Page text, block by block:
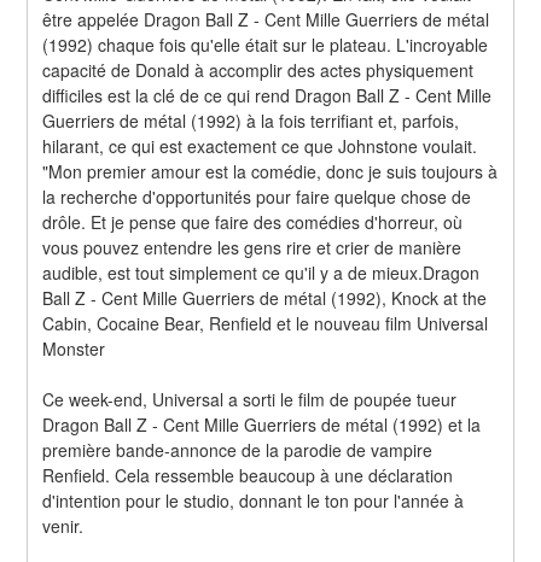
être appelée Dragon Ball Z - Cent Mille Guerriers de métal
(1992) chaque fois qu'elle était sur le plateau. L'incroyable
capacité de Donald à accomplir des actes physiquement
difficiles est la clé de ce qui rend Dragon Ball Z - Cent Mille
Guerriers de métal (1992) à la fois terrifiant et, parfois,
hilarant, ce qui est exactement ce que Johnstone voulait.
"Mon premier amour est la comédie, donc je suis toujours à
la recherche d'opportunités pour faire quelque chose de
drôle. Et je pense que faire des comédies d'horreur, où
vous pouvez entendre les gens rire et crier de manière
audible, est tout simplement ce qu'il y a de mieux.Dragon
Ball Z - Cent Mille Guerriers de métal (1992), Knock at the
Cabin, Cocaine Bear, Renfield et le nouveau film Universal
Monster
Ce week-end, Universal a sorti le film de poupée tueur
Dragon Ball Z - Cent Mille Guerriers de métal (1992) et la
première bande-annonce de la parodie de vampire
Renfield. Cela ressemble beaucoup à une déclaration
d'intention pour le studio, donnant le ton pour l'année à
venir.